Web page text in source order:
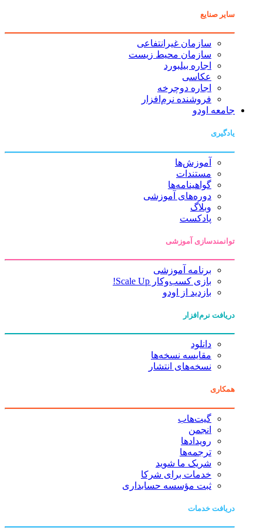
سایر صنایع
سازمان غیرانتفاعی
سازمان محیط زیست
اجاره بیلبورد
عکاسی
اجاره دوچرخه
فروشنده نرم‌افزار
جامعه اودو
یادگیری
آموزش‌ها
مستندات
گواهینامه‌ها
دوره‌های آموزشی
وبلاگ
پادکست
توانمندسازی آموزشی
برنامه آموزشی
بازی کسب‌وکار Scale Up!
بازدید از اودو
دریافت نرم‌افزار
دانلود
مقایسه نسخه‌ها
نسخه‌های انتشار
همکاری
گیت‌هاب
انجمن
رویدادها
ترجمه‌ها
شریک ما شوید
خدمات برای شرکا
ثبت مؤسسه حسابداری
دریافت خدمات